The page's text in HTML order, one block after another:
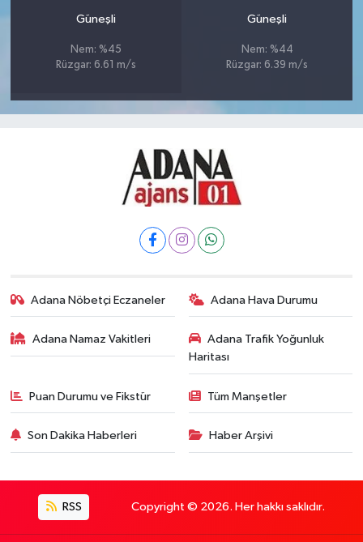
Güneşli
Nem: %45
Rüzgar: 6.61 m/s
Güneşli
Nem: %44
Rüzgar: 6.39 m/s
Adana Nöbetçi Eczaneler Adana Hava Durumu
Adana Namaz Vakitleri
Adana Trafik Yoğunluk
Haritası
Puan Durumu ve Fikstür Tüm Manşetler
Son Dakika Haberleri Haber Arşivi
RSS Copyright © 2026. Her hakkı saklıdır.